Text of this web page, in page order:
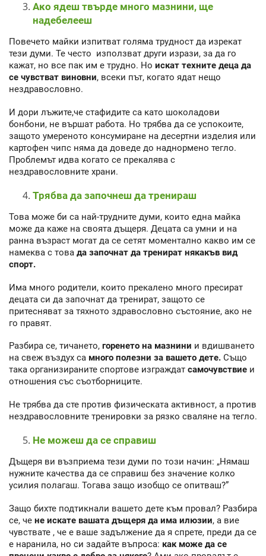
Ако ядеш твърде много мазнини, ще
надебелееш
Повечето майки изпитват голяма трудност да изрекат
тези думи. Те често използват други изрази, за да го
кажат, но все пак им е трудно. Но искат техните деца да
се чувстват виновни, всеки път, когато ядат нещо
нездравословно.
И дори лъжите,че стафидите са като шоколадови
бонбони, не вършат работа. Но трябва да се успокоите,
защото умереното консумиране на десертни изделия или
картофен чипс няма да доведе до наднормено тегло.
Проблемът идва когато се прекалява с
нездравословните храни.
Трябва да започнеш да тренираш
Това може би са най-трудните думи, които една майка
може да каже на своята дъщеря. Децата са умни и на
ранна възраст могат да се сетят моментално какво им се
намеква с това да започнат да тренират някакъв вид
спорт.
Има много родители, които прекалено много пресират
децата си да започнат да тренират, защото се
притесняват за тяхното здравословно състояние, ако не
го правят.
Разбира се, тичането, горенето на мазнини и вдишването
на свеж въздух са много полезни за вашето дете. Също
така организираните спортове изграждат самочувствие и
отношения със съотборниците.
Не трябва да сте против физическата активност, а против
нездравословните тренировки за рязко сваляне на тегло.
Не можеш да се справиш
Дъщеря ви възприема тези думи по този начин: „Нямаш
нужните качества да се справиш без значение колко
усилия полагаш. Тогава защо изобщо се опитваш?”
Защо бихте подтикнали вашето дете към провал? Разбира
се, че не искате вашата дъщеря да има илюзии, а вие
чувствате , че е ваше задължение да я спрете, преди да се
е наранила, но си задайте въпроса: как може да се